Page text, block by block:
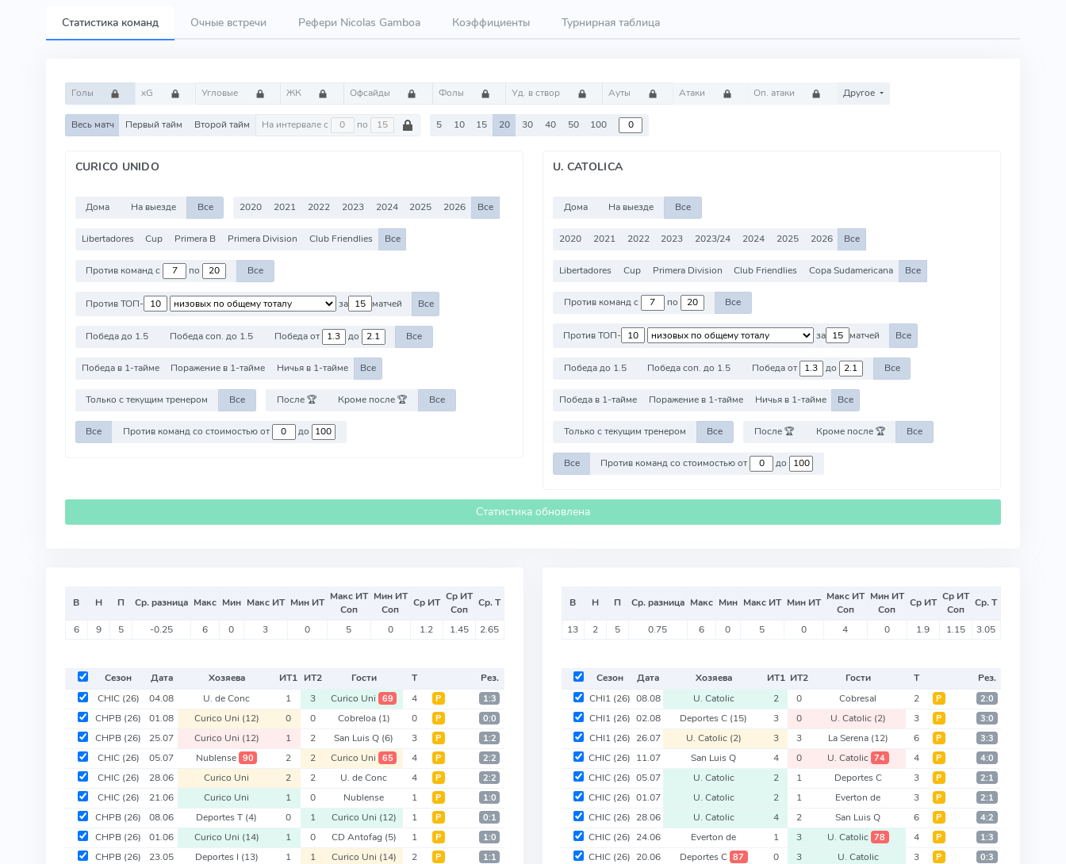
Статистика команд Очные встречи Рефери Nicolas Gamboa Коэффициенты Турнирная таблица
Голы xG Угловые ЖК Офсайды Фолы Уд. в створ Ауты Атаки Оп. атаки Другое
Весь матч Первый тайм Второй тайм На интервале с по 5 10 15 20 30 40 50 100
CURICO UNIDO
Дома На выезде Все 2020 2021 2022 2023 2024 2025 2026 Все
Libertadores Cup Primera B Primera Division Club Friendlies Все
Против команд с по Все
Против ТОП- за матчей Все
Победа до 1.5 Победа соп. до 1.5 Победа от до Все
Победа в 1-тайме Поражение в 1-тайме Ничья в 1-тайме Все
Только с текущим тренером Все После 🏆 Кроме после 🏆 Все
Все Против команд со стоимостью от до
U. CATOLICA
Дома На выезде Все
2020 2021 2022 2023 2023/24 2024 2025 2026 Все
Libertadores Cup Primera Division Club Friendlies Copa Sudamericana Все
Против команд с по Все
Против ТОП- за матчей Все
Победа до 1.5 Победа соп. до 1.5 Победа от до Все
Победа в 1-тайме Поражение в 1-тайме Ничья в 1-тайме Все
Только с текущим тренером Все После 🏆 Кроме после 🏆 Все
Все Против команд со стоимостью от до
Статистика обновлена
В Н П Ср. разница Макс Мин Макс ИТ Мин ИТ Макс ИТ
Соп
Мин ИТ
Соп
Ср ИТ Ср ИТ
Соп
Ср. Т
6 9 5 -0.25 6 0 3 0 5 0 1.2 1.45 2.65
Сезон Дата Хозяева ИТ1 ИТ2 Гости Т
Рез.
CHIC (26) 04.08 U. de Conc 1 3 Curico Uni 69 4 Р 1:3
CHPB (26) 01.08 Curico Uni (12) 0 0 Cobreloa (1) 0 Р 0:0
CHPB (26) 25.07 Curico Uni (12) 1 2 San Luis Q (6) 3 Р 1:2
CHIC (26) 05.07 Nublense 90 2 2 Curico Uni 65 4 Р 2:2
CHIC (26) 28.06 Curico Uni 2 2 U. de Conc 4 Р 2:2
CHIC (26) 21.06 Curico Uni 1 0 Nublense 1 Р 1:0
CHPB (26) 08.06 Deportes T (4) 0 1 Curico Uni (12) 1 Р 0:1
CHPB (26) 01.06 Curico Uni (14) 1 0 CD Antofag (5) 1 Р 1:0
CHPB (26) 23.05 Deportes I (13) 1 1 Curico Uni (14) 2 Р 1:1
В Н П Ср. разница Макс Мин Макс ИТ Мин ИТ Макс ИТ
Соп
Мин ИТ
Соп
Ср ИТ Ср ИТ
Соп
Ср. Т
13 2 5 0.75 6 0 5 0 4 0 1.9 1.15 3.05
Сезон Дата Хозяева ИТ1 ИТ2 Гости Т
Рез.
CHI1 (26) 08.08 U. Catolic 2 0 Cobresal 2 Р 2:0
CHI1 (26) 02.08 Deportes C (15) 3 0 U. Catolic (2) 3 Р 3:0
CHI1 (26) 26.07 U. Catolic (2) 3 3 La Serena (12) 6 Р 3:3
CHIC (26) 11.07 San Luis Q 4 0 U. Catolic 74 4 Р 4:0
CHIC (26) 05.07 U. Catolic 2 1 Deportes C 3 Р 2:1
CHIC (26) 01.07 U. Catolic 2 1 Everton de 3 Р 2:1
CHIC (26) 28.06 U. Catolic 4 2 San Luis Q 6 Р 4:2
CHIC (26) 24.06 Everton de 1 3 U. Catolic 78 4 Р 1:3
CHIC (26) 20.06 Deportes C 87 0 3 U. Catolic 3 Р 0:3